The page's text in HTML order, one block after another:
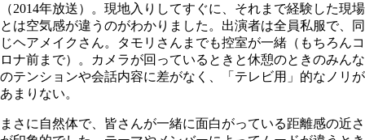
（2014年放送）。現地入りしてすぐに、それまで経験した現場
とは空気感が違うのがわかりました。出演者は全員私服で、同
じヘアメイクさん。タモリさんまでも控室が一緒（もちろんコ
ロナ前まで）。カメラが回っているときと休憩のときのみんな
のテンションや会話内容に差がなく、「テレビ用」的なノリが
あまりない。
まさに自然体で、皆さんが一緒に面白がっている距離感の近さ